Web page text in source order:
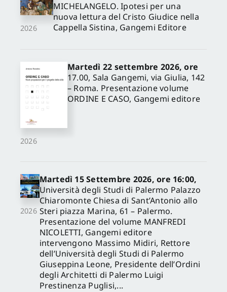
2026
MICHELANGELO. Ipotesi per una
nuova lettura del Cristo Giudice nella
Cappella Sistina, Gangemi Editore
2026
Martedì 22 settembre 2026, ore
17.00, Sala Gangemi, via Giulia, 142
– Roma. Presentazione volume
ORDINE E CASO, Gangemi editore
2026
Martedì 15 Settembre 2026, ore 16:00,
Università degli Studi di Palermo Palazzo
Chiaromonte Chiesa di Sant’Antonio allo
Steri piazza Marina, 61 – Palermo.
Presentazione del volume MANFREDI
NICOLETTI, Gangemi editore
intervengono Massimo Midiri, Rettore
dell’Università degli Studi di Palermo
Giuseppina Leone, Presidente dell’Ordini
degli Architetti di Palermo Luigi
Prestinenza Puglisi,...